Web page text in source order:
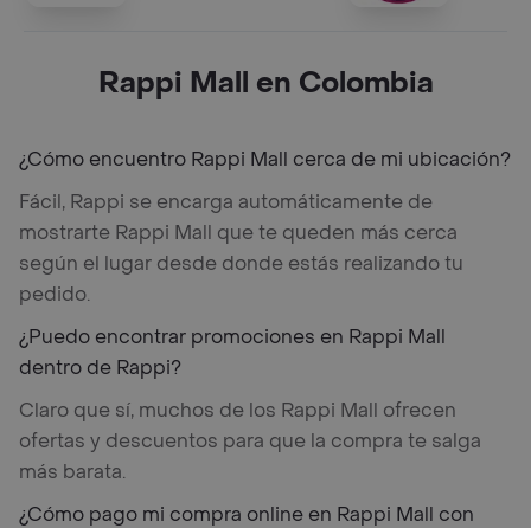
Rappi Mall en Colombia
¿Cómo encuentro Rappi Mall cerca de mi ubicación?
Fácil, Rappi se encarga automáticamente de
mostrarte Rappi Mall que te queden más cerca
según el lugar desde donde estás realizando tu
pedido.
¿Puedo encontrar promociones en Rappi Mall
dentro de Rappi?
Claro que sí, muchos de los Rappi Mall ofrecen
ofertas y descuentos para que la compra te salga
más barata.
¿Cómo pago mi compra online en Rappi Mall con